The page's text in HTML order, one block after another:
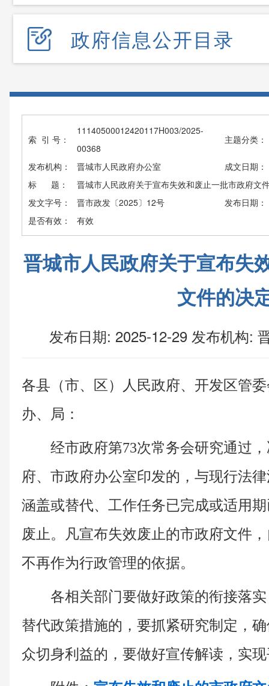
政府信息公开目录
索 引 号：
11140500012420117H003/2025-
00368
主题分类：
发布机构： 晋城市人民政府办公室
成文日期：
标 题：
晋城市人民政府关于宣布失效和废止一批市政府文
发文字号：
晋市政发〔2025〕12号
发布日期：
是否有效：
有效
晋城市人民政府关于宣布失
文件的决
发布日期: 2025-12-29 发布机构:
各县（市、区）人民政府、开发区管
办、局：
经市政府第73次常务会研究通过
府、市政府办公室印发的，与现行法
涵盖或替代、工作任务已完成或适用
废止。凡宣布失效废止的市政府文件
不再作为行政管理的依据。
各相关部门要做好政策的衔接落
替代政策措施的，要抓紧研究制定，
众切身利益的，要做好宣传解读，实